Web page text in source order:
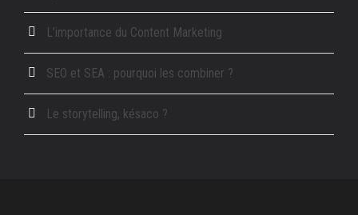
L’importance du Content Marketing
SEO et SEA : pourquoi les combiner ?
Le storytelling, késaco ?